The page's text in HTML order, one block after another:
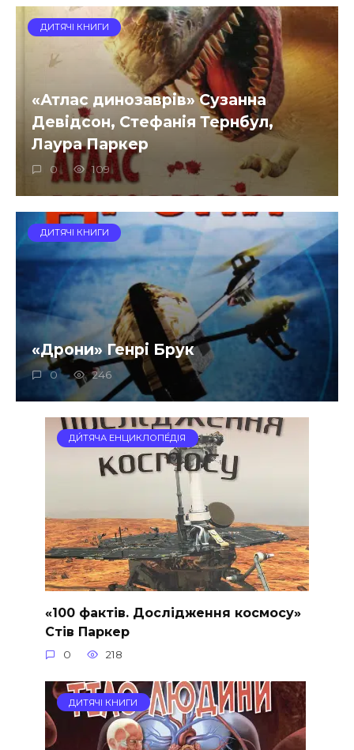
ДИТЯЧІ КНИГИ
«Атлас динозаврів» Сузанна
Девідсон, Стефанія Тернбул,
Лаура Паркер
0 109
ДИТЯЧІ КНИГИ
«Дрони» Генрі Брук
0 246
ДИ́ТЯЧА ЕНЦИКЛОПЕ́ДІЯ
«100 фактів. Дослідження космосу»
Стів Паркер
0 218
ДИТЯЧІ КНИГИ